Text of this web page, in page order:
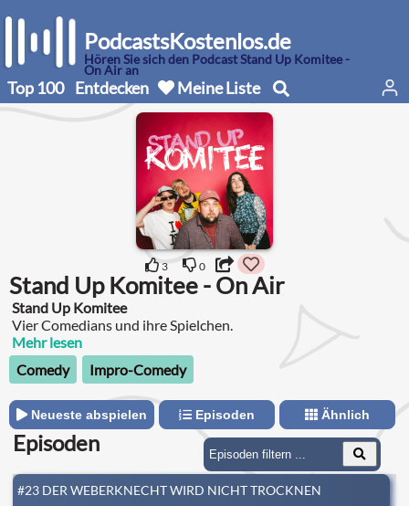
PodcastsKostenlos.de
Hören Sie sich den Podcast Stand Up Komitee -
On Air an
Top 100 Entdecken Meine Liste
3 0
Stand Up Komitee - On Air
Stand Up Komitee
Vier Comedians und ihre Spielchen.
Mehr lesen
Comedy
Impro-Comedy
Neueste abspielen Episoden Ähnlich
Episoden
#23 DER WEBERKNECHT WIRD NICHT TROCKNEN